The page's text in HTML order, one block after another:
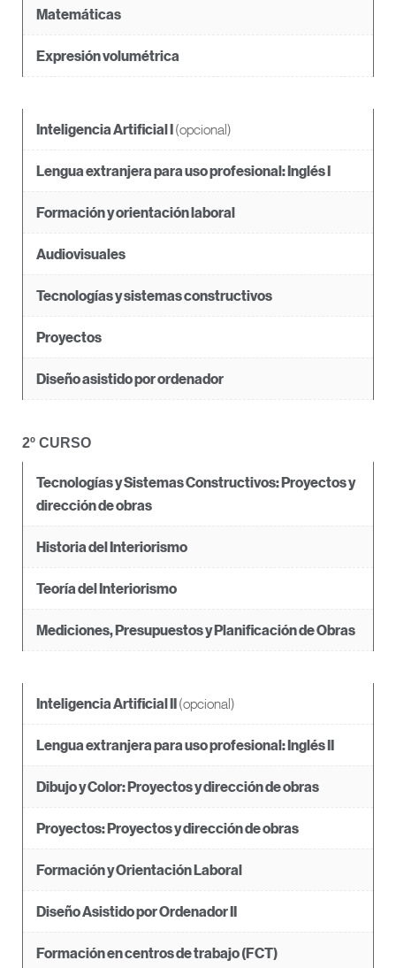
Matemáticas
Expresión volumétrica
Inteligencia Artificial I(opcional)
Lengua extranjera para uso profesional: Inglés I
Formación y orientación laboral
Audiovisuales
Tecnologías y sistemas constructivos
Proyectos
Diseño asistido por ordenador
2º CURSO
Tecnologías y Sistemas Constructivos: Proyectos y
dirección de obras
Historia del Interiorismo
Teoría del Interiorismo
Mediciones, Presupuestos y Planificación de Obras
Inteligencia Artificial II(opcional)
Lengua extranjera para uso profesional: Inglés II
Dibujo y Color: Proyectos y dirección de obras
Proyectos: Proyectos y dirección de obras
Formación y Orientación Laboral
Diseño Asistido por Ordenador II
Formación en centros de trabajo (FCT)